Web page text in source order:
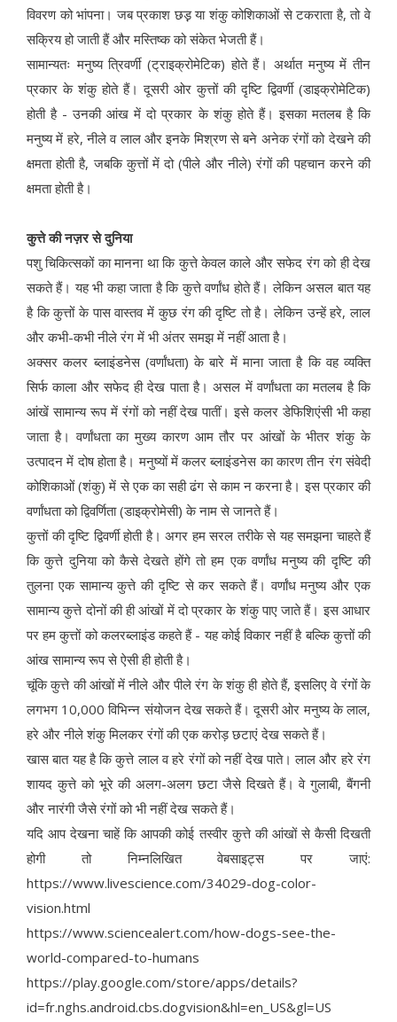
विवरण को भांपना। जब प्रकाश छड़़ या शंकु कोशिकाओं से टकराता है, तो वे
सक्रिय हो जाती हैं और मस्तिष्क को संकेत भेजती हैं।
सामान्यतः मनुष्य त्रिवर्णी (ट्राइक्रोमेटिक) होते हैं। अर्थात मनुष्य में तीन
प्रकार के शंकु होते हैं। दूसरी ओर कुत्तों की दृष्टि द्विवर्णी (डाइक्रोमेटिक)
होती है - उनकी आंख में दो प्रकार के शंकु होते हैं। इसका मतलब है कि
मनुष्य में हरे, नीले व लाल और इनके मिश्रण से बने अनेक रंगों को देखने की
क्षमता होती है, जबकि कुत्तों में दो (पीले और नीले) रंगों की पहचान करने की
क्षमता होती है।
कुत्ते की नज़र से दुनिया
पशु चिकित्सकों का मानना था कि कुत्ते केवल काले और सफेद रंग को ही देख
सकते हैं। यह भी कहा जाता है कि कुत्ते वर्णांध होते हैं। लेकिन असल बात यह
है कि कुत्तों के पास वास्तव में कुछ रंग की दृष्टि तो है। लेकिन उन्हें हरे, लाल
और कभी-कभी नीले रंग में भी अंतर समझ में नहीं आता है।
अक्सर कलर ब्लाइंडनेस (वर्णांधता) के बारे में माना जाता है कि वह व्यक्ति
सिर्फ काला और सफेद ही देख पाता है। असल में वर्णांधता का मतलब है कि
आंखें सामान्य रूप में रंगों को नहीं देख पातीं। इसे कलर डेफिशिएंसी भी कहा
जाता है। वर्णांधता का मुख्य कारण आम तौर पर आंखों के भीतर शंकु के
उत्पादन में दोष होता है। मनुष्यों में कलर ब्लाइंडनेस का कारण तीन रंग संवेदी
कोशिकाओं (शंकु) में से एक का सही ढंग से काम न करना है। इस प्रकार की
वर्णांधता को द्विवर्णिता (डाइक्रोमेसी) के नाम से जानते हैं।
कुत्तों की दृष्टि द्विवर्णी होती है। अगर हम सरल तरीके से यह समझना चाहते हैं
कि कुत्ते दुनिया को कैसे देखते होंगे तो हम एक वर्णांध मनुष्य की दृष्टि की
तुलना एक सामान्य कुत्ते की दृष्टि से कर सकते हैं। वर्णांध मनुष्य और एक
सामान्य कुत्ते दोनों की ही आंखों में दो प्रकार के शंकु पाए जाते हैं। इस आधार
पर हम कुत्तों को कलरब्लाइंड कहते हैं - यह कोई विकार नहीं है बल्कि कुत्तों की
आंख सामान्य रूप से ऐसी ही होती है।
चूंकि कुत्ते की आंखों में नीले और पीले रंग के शंकु ही होते हैं, इसलिए वे रंगों के
लगभग 10,000 विभिन्न संयोजन देख सकते हैं। दूसरी ओर मनुष्य के लाल,
हरे और नीले शंकु मिलकर रंगों की एक करोड़ छटाएं देख सकते हैं।
खास बात यह है कि कुत्ते लाल व हरे रंगों को नहीं देख पाते। लाल और हरे रंग
शायद कुत्ते को भूरे की अलग-अलग छटा जैसे दिखते हैं। वे गुलाबी, बैंगनी
और नारंगी जैसे रंगों को भी नहीं देख सकते हैं।
यदि आप देखना चाहें कि आपकी कोई तस्वीर कुत्ते की आंखों से कैसी दिखती
होगी तो निम्नलिखित वेबसाइट्स पर जाएं:
https://www.livescience.com/34029-dog-color-
vision.html
https://www.sciencealert.com/how-dogs-see-the-
world-compared-to-humans
https://play.google.com/store/apps/details?
id=fr.nghs.android.cbs.dogvision&hl=en_US&gl=US